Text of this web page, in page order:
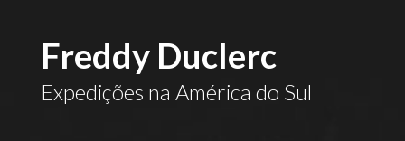
Freddy Duclerc
Expedições na América do Sul